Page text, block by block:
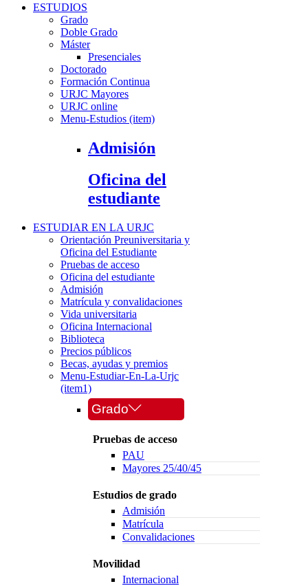
ESTUDIOS
Grado
Doble Grado
Máster
Presenciales
Doctorado
Formación Continua
URJC Mayores
URJC online
Menu-Estudios (item)
Admisión
Oficina del
estudiante
ESTUDIAR EN LA URJC
Orientación Preuniversitaria y
Oficina del Estudiante
Pruebas de acceso
Oficina del estudiante
Admisión
Matrícula y convalidaciones
Vida universitaria
Oficina Internacional
Biblioteca
Precios públicos
Becas, ayudas y premios
Menu-Estudiar-En-La-Urjc
(item1)
Grado
Pruebas de acceso
PAU
Mayores 25/40/45
Estudios de grado
Admisión
Matrícula
Convalidaciones
Movilidad
Internacional